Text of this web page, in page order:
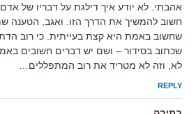
אהבתי. לא יודע איך דילגת על דבריו של
חשוב להמשיך את הדרך הזו. ואגב, הטענה
שחשוב באמת היא קצת בעייתית. כי רוב
שכתוב בסידור – ושם יש דברים חשובים
לא, וזה לא מטריד את רוב המתפללים…
REPLY